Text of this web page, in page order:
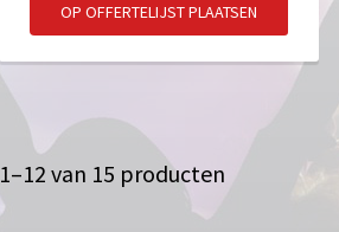
OP OFFERTELIJST PLAATSEN
1–12 van 15 producten